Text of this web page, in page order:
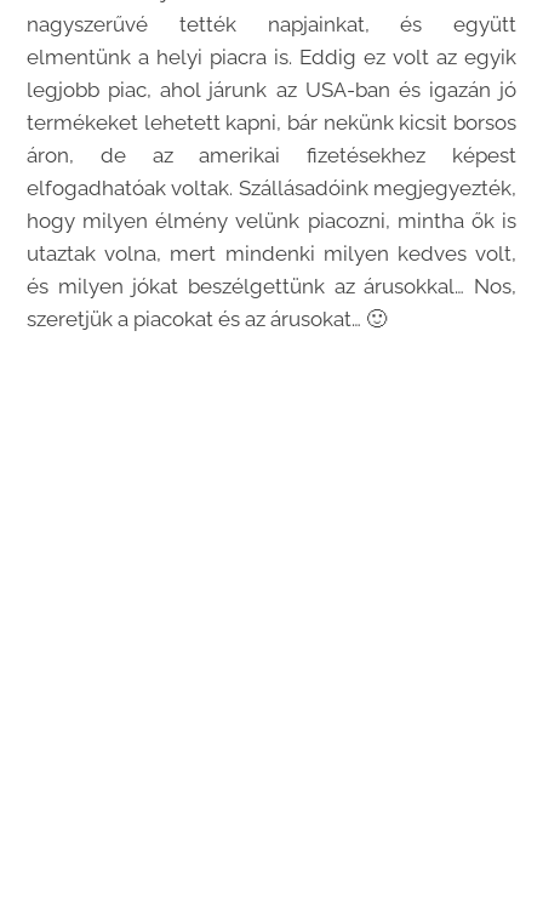
nagyszerűvé tették napjainkat, és együtt
elmentünk a helyi piacra is. Eddig ez volt az egyik
legjobb piac, ahol járunk az USA-ban és igazán jó
termékeket lehetett kapni, bár nekünk kicsit borsos
áron, de az amerikai fizetésekhez képest
elfogadhatóak voltak. Szállásadóink megjegyezték,
hogy milyen élmény velünk piacozni, mintha ők is
utaztak volna, mert mindenki milyen kedves volt,
és milyen jókat beszélgettünk az árusokkal… Nos,
szeretjük a piacokat és az árusokat… 🙂